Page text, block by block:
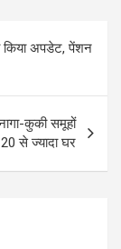
किया अपडेट, पेंशन
कुकी समूहों
से ज्यादा घर